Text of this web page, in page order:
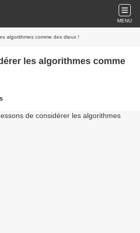
MENU
algorithmes comme des dieux !
les algorithmes comme